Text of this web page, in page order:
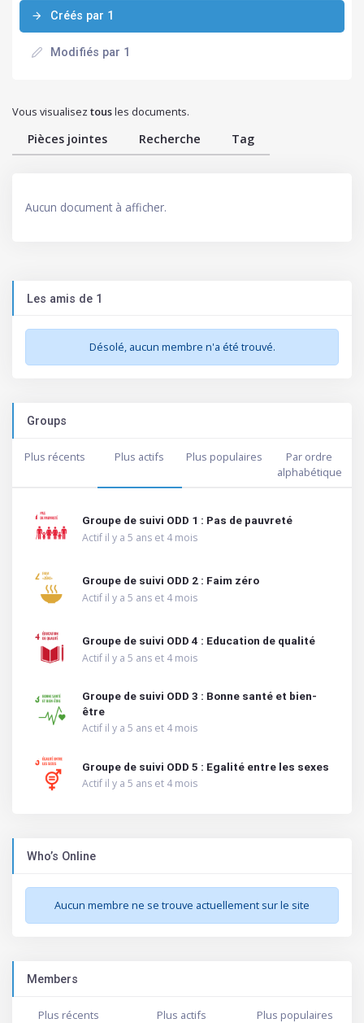
Créés par 1
Modifiés par 1
Vous visualisez tousles documents.
Pièces jointes Recherche Tag
Aucun document à afficher.
Les amis de 1
Désolé, aucun membre n'a été trouvé.
Groups
Plus récents Plus actifs Plus populaires
Par ordre
alphabétique
Groupe de suivi ODD 1 : Pas de pauvreté
Actif il y a 5 ans et 4 mois
Groupe de suivi ODD 2 : Faim zéro
Actif il y a 5 ans et 4 mois
Groupe de suivi ODD 4 : Education de qualité
Actif il y a 5 ans et 4 mois
Groupe de suivi ODD 3 : Bonne santé et bien-
être
Actif il y a 5 ans et 4 mois
Groupe de suivi ODD 5 : Egalité entre les sexes
Actif il y a 5 ans et 4 mois
Who’s Online
Aucun membre ne se trouve actuellement sur le site
Members
Plus récents Plus actifs Plus populaires